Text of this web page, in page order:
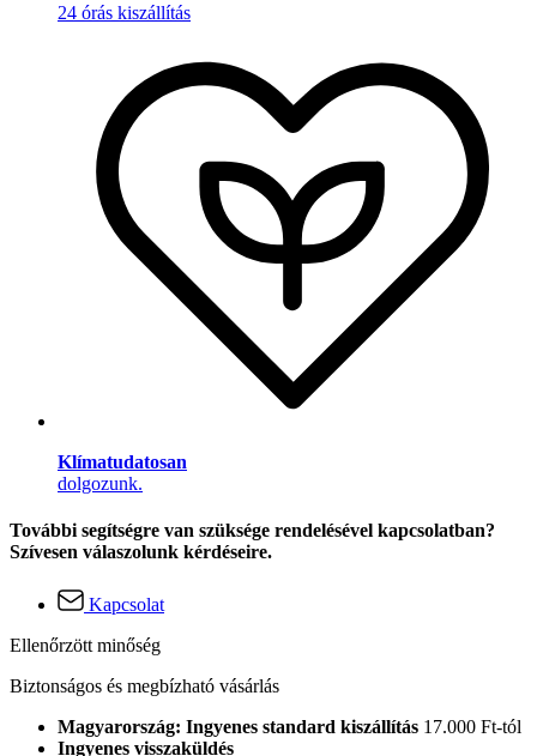
24 órás kiszállítás
Klímatudatosan
dolgozunk.
További segítségre van szüksége rendelésével kapcsolatban?
Szívesen válaszolunk kérdéseire.
Kapcsolat
Ellenőrzött minőség
Biztonságos és megbízható vásárlás
Magyarország: Ingyenes standard kiszállítás 17.000 Ft-tól
Ingyenes visszaküldés